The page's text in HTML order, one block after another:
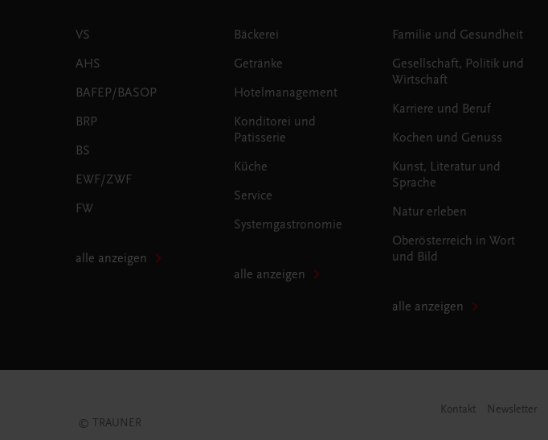
VS
AHS
BAFEP/BASOP
BRP
BS
EWF/ZWF
FW
alle anzeigen
Bäckerei
Getränke
Hotelmanagement
Konditorei und
Patisserie
Küche
Service
Systemgastronomie
alle anzeigen
Familie und Gesundheit
Gesellschaft, Politik und
Wirtschaft
Karriere und Beruf
Kochen und Genuss
Kunst, Literatur und
Sprache
Natur erleben
Oberösterreich in Wort
und Bild
alle anzeigen
© TRAUNER
Kontakt Newsletter